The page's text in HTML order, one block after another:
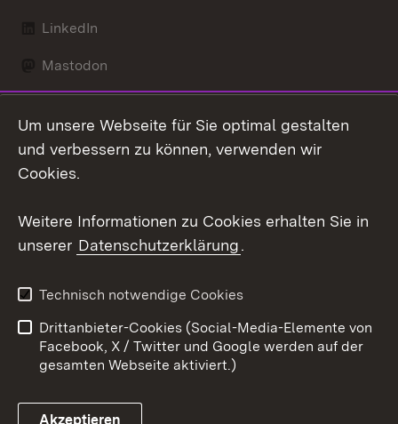
LinkedIn
Mastodon
X / Twitter
Youtube
Kontakt
Datenschutz
Barrierefreiheit
Impressum Cookies
Um unsere Webseite für Sie optimal gestalten
und verbessern zu können, verwenden wir
Cookies.
Weitere Informationen zu Cookies erhalten Sie in
unserer Datenschutzerklärung.
Technisch notwendige Cookies
Drittanbieter-Cookies (Social-Media-Elemente von
Facebook, X / Twitter und Google werden auf der
gesamten Webseite aktiviert.)
Akzeptieren